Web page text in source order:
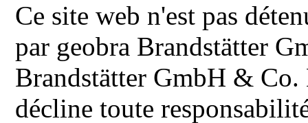
Ce site web n'est pas
par geobra Brandstätter
Brandstätter GmbH & Co.
décline toute